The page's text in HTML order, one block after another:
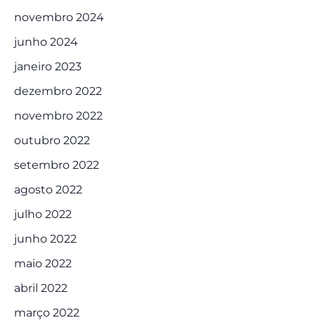
novembro 2024
junho 2024
janeiro 2023
dezembro 2022
novembro 2022
outubro 2022
setembro 2022
agosto 2022
julho 2022
junho 2022
maio 2022
abril 2022
março 2022